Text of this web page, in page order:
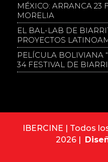
MÉXICO: ARRANCA 23
MORELIA
EL BAL-LAB DE
PROYECTOS
PELÍCULA BOLIVIANA
34 FESTIVAL DE
IBERCINE | Todos
2026 |